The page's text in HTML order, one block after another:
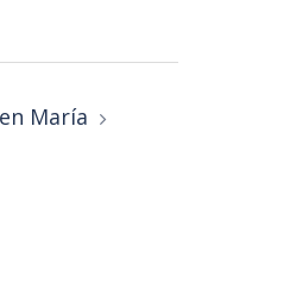
María